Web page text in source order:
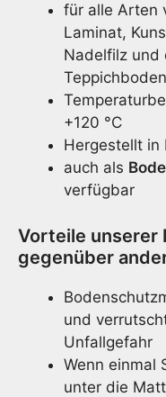
für alle Arten
Laminat,
Nadelfilz und
Teppichboden
+120 °C
Hergestellt in
auch als
verfügbar
Vorteile unserer
gegenüber
und
Unfallgefahr
Wenn einmal
unter die